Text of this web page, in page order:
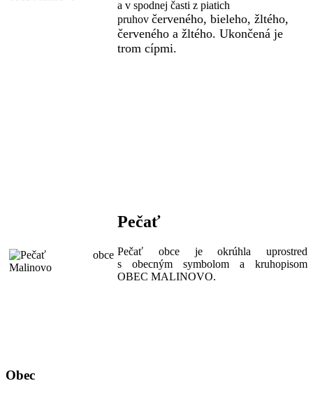
a v spodnej časti z piatich
pruhov červeného, bieleho, žltého,
červeného a žltého. Ukončená je
trom cípmi.
Pečať
Pečať obce je okrúhla uprostred
s obecným symbolom a kruhopisom
OBEC MALINOVO.
Obec